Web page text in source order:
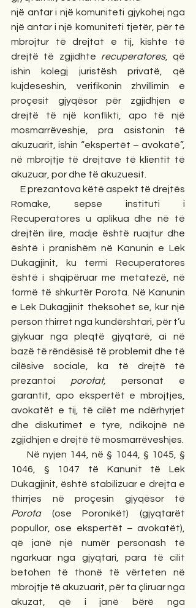
një antar i një komuniteti gjykohej nga
një antar i një komuniteti tjetër, për të
mbrojtur të drejtat e tij, kishte të
drejtë të zgjidhte recuperatores, që
ishin kolegj juristësh privatë, që
kujdeseshin, verifikonin zhvillimin e
proçesit gjyqësor për zgjidhjen e
drejtë të një konflikti, apo të një
mosmarrëveshje, pra asistonin të
akuzuarit, ishin “ekspertët – avokatë”,
në mbrojtje të drejtave të klientit të
akuzuar, por dhe të akuzuesit.
E prezantova këtë aspekt të drejtës
Romake, sepse instituti i
Recuperatores u aplikua dhe në të
drejtën ilire, madje është ruajtur dhe
është i pranishëm në Kanunin e Lek
Dukagjinit, ku termi Recuperatores
është i shqipëruar me metatezë, në
formë të shkurtër Porota. Në Kanunin
e Lek Dukagjinit theksohet se, kur një
person thirret nga kundërshtari, për t’u
gjykuar nga pleqtë gjyqtarë, ai në
bazë të rëndësisë të problemit dhe të
cilësive sociale, ka të drejtë të
prezantoi porotat, personat e
garantit, apo ekspertët e mbrojtjes,
avokatët e tij, të cilët me ndërhyrjet
dhe diskutimet e tyre, ndikojnë në
zgjidhjen e drejtë të mosmarrëveshjes.
Në nyjen 144, në § 1044, § 1045, §
1046, § 1047 të Kanunit të Lek
Dukagjinit, është stabilizuar e drejta e
Porota (ose Poronikët) (gjyqtarët
popullor, ose ekspertët – avokatët),
që janë një numër personash të
ngarkuar nga gjyqtari, para të cilit
betohen të thonë të vërteten në
mbrojtje të akuzuarit, për ta çliruar nga
akuzat, që i janë bërë nga